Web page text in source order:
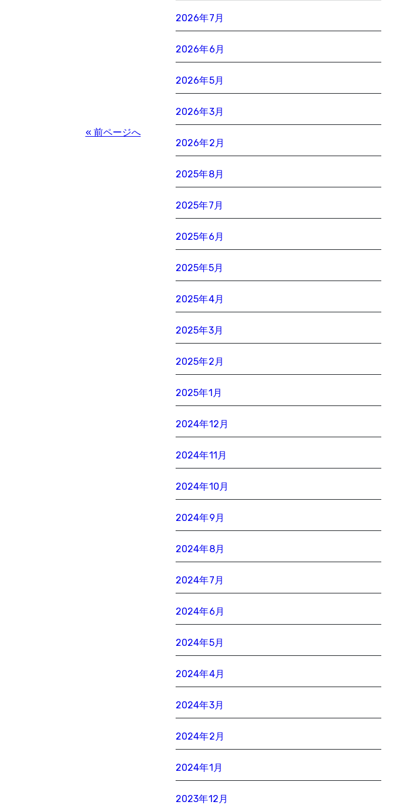
« 前ページへ
2026年7月
2026年6月
2026年5月
2026年3月
2026年2月
2025年8月
2025年7月
2025年6月
2025年5月
2025年4月
2025年3月
2025年2月
2025年1月
2024年12月
2024年11月
2024年10月
2024年9月
2024年8月
2024年7月
2024年6月
2024年5月
2024年4月
2024年3月
2024年2月
2024年1月
2023年12月